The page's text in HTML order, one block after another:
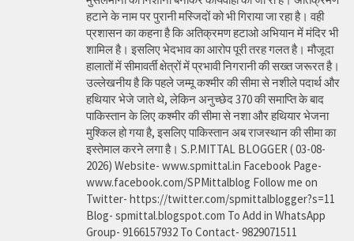
हटाने के नाम पर पुरानी मस्जिदों को भी गिराया जा रहा है। वही
प्रशासन का कहना है कि अतिक्रमण हटाओ अभियान में मंदिर भी
शामिल है। इसलिए भेदभाव का आरोप पूरी तरह गलत है। मौजूदा
हालातों में सीमावर्ती क्षेत्रों में प्रभावी निगरानी की सख्त जरूरत है।
उल्लेखनीय है कि पहले जम्मू कश्मीर की सीमा से नशीले पदार्थ और
हथियार भेजे जाते थे, लेकिन अनुच्छेद 370 की समाप्ति के बाद
पाकिस्तान के लिए कश्मीर की सीमा से नशा और हथियार भेजना
मुश्किल हो गया है, इसलिए पाकिस्तान अब राजस्थान की सीमा का
इस्तेमाल करने लगा है। S.P.MITTAL BLOGGER ( 03-08-
2026) Website- www.spmittal.in Facebook Page-
www.facebook.com/SPMittalblog Follow me on
Twitter- https://twitter.com/spmittalblogger?s=11
Blog- spmittal.blogspot.com To Add in WhatsApp
Group- 9166157932 To Contact- 9829071511